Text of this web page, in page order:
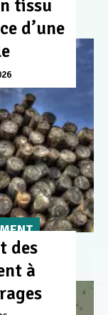
tissu
d’une
des
à